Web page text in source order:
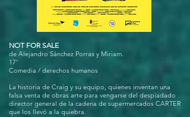
NOT FOR SALE
de Alejandro Sánchez Porras y Miriam.
17'
Comedia / derechos humanos
La historia de Craig y su equipo, quienes inventan una
falsa venta de obras arte para vengarse del despiadado
director general de la cadena de supermercados CARTER
que los llevó a la quiebra.